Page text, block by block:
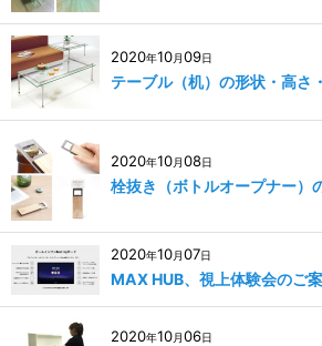
2020年10月09日
テーブル（机）の形状・高さ
2020年10月08日
栓抜き（ボトルオープナー）
2020年10月07日
MAX HUB、視上体験会のご
2020年10月06日